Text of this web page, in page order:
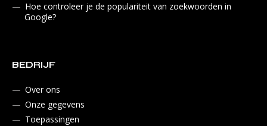
Hoe controleer je de populariteit van zoekwoorden in
Google?
BEDRIJF
Over ons
Onze gegevens
Toepassingen